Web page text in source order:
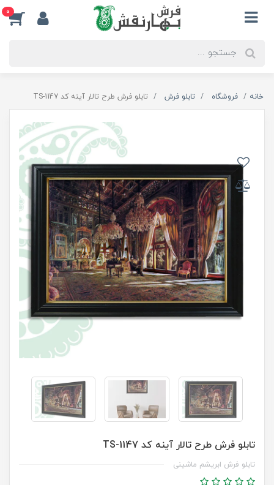
0
خانه فروشگاه تابلو فرش تابلو فرش طرح تالار آینه کد TS-1147
تابلو فرش طرح تالار آینه کد TS-1147
تابلو فرش ابریشم ماشینی